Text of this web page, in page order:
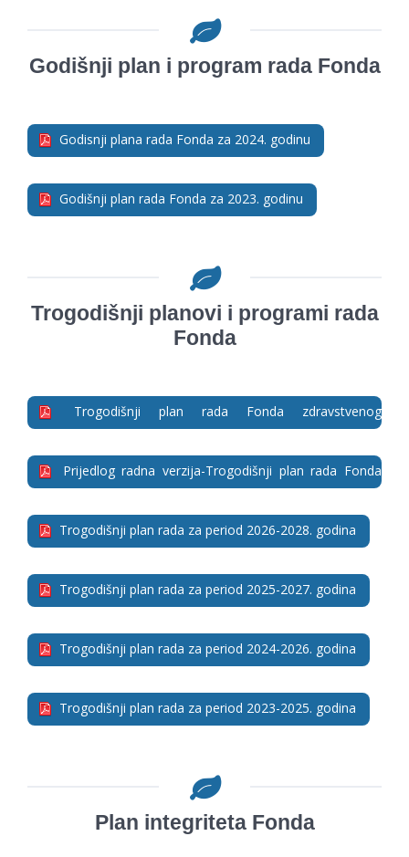
Godišnji plan i program rada Fonda
Godisnji plana rada Fonda za 2024. godinu
Godišnji plan rada Fonda za 2023. godinu
Trogodišnji planovi i programi rada
Fonda
Trogodišnji plan rada Fonda zdravstvenog
Prijedlog radna verzija-Trogodišnji plan rada Fonda
Trogodišnji plan rada za period 2026-2028. godina
Trogodišnji plan rada za period 2025-2027. godina
Trogodišnji plan rada za period 2024-2026. godina
Trogodišnji plan rada za period 2023-2025. godina
Plan integriteta Fonda